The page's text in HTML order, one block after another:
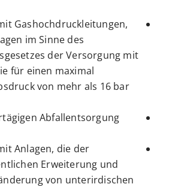
Gashochdruckleitungen,
im Sinne des
der Versorgung mit
für einen maximal
von mehr als 16 bar
Abfallentsorgung
Anlagen, die der
Erweiterung und
von unterirdischen